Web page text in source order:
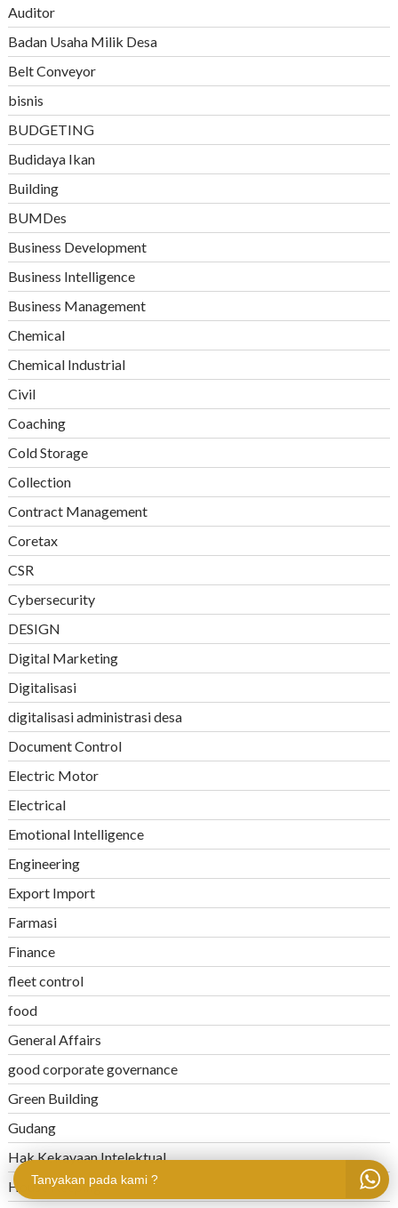
Auditor
Badan Usaha Milik Desa
Belt Conveyor
bisnis
BUDGETING
Budidaya Ikan
Building
BUMDes
Business Development
Business Intelligence
Business Management
Chemical
Chemical Industrial
Civil
Coaching
Cold Storage
Collection
Contract Management
Coretax
CSR
Cybersecurity
DESIGN
Digital Marketing
Digitalisasi
digitalisasi administrasi desa
Document Control
Electric Motor
Electrical
Emotional Intelligence
Engineering
Export Import
Farmasi
Finance
fleet control
food
General Affairs
good corporate governance
Green Building
Gudang
Hak Kekayaan Intelektual
House Keeping
Tanyakan pada kami ?